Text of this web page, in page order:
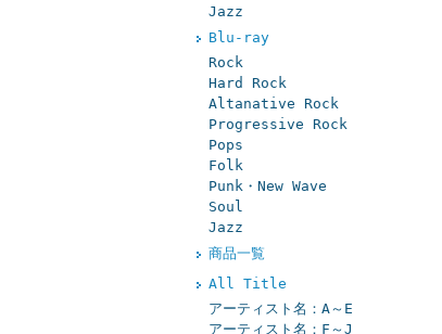
Jazz
Blu-ray
Rock
Hard Rock
Altanative Rock
Progressive Rock
Pops
Folk
Punk・New Wave
Soul
Jazz
商品一覧
All Title
アーティスト名：A～E
アーティスト名：F～J